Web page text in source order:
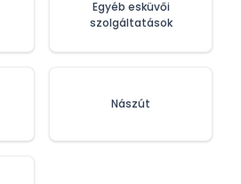
Egyéb esküvői
szolgáltatások
Nászút